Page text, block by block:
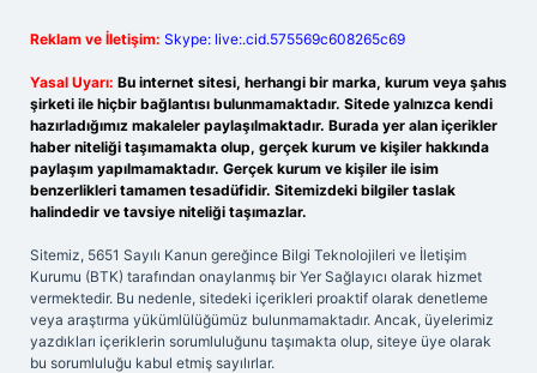
Reklam ve İletişim: Skype: live:.cid.575569c608265c69
Yasal Uyarı: Bu internet sitesi, herhangi bir marka, kurum veya şahıs
şirketi ile hiçbir bağlantısı bulunmamaktadır. Sitede yalnızca kendi
hazırladığımız makaleler paylaşılmaktadır. Burada yer alan içerikler
haber niteliği taşımamakta olup, gerçek kurum ve kişiler hakkında
paylaşım yapılmamaktadır. Gerçek kurum ve kişiler ile isim
benzerlikleri tamamen tesadüfidir. Sitemizdeki bilgiler taslak
halindedir ve tavsiye niteliği taşımazlar.
Sitemiz, 5651 Sayılı Kanun gereğince Bilgi Teknolojileri ve İletişim
Kurumu (BTK) tarafından onaylanmış bir Yer Sağlayıcı olarak hizmet
vermektedir. Bu nedenle, sitedeki içerikleri proaktif olarak denetleme
veya araştırma yükümlülüğümüz bulunmamaktadır. Ancak, üyelerimiz
yazdıkları içeriklerin sorumluluğunu taşımakta olup, siteye üye olarak
bu sorumluluğu kabul etmiş sayılırlar.